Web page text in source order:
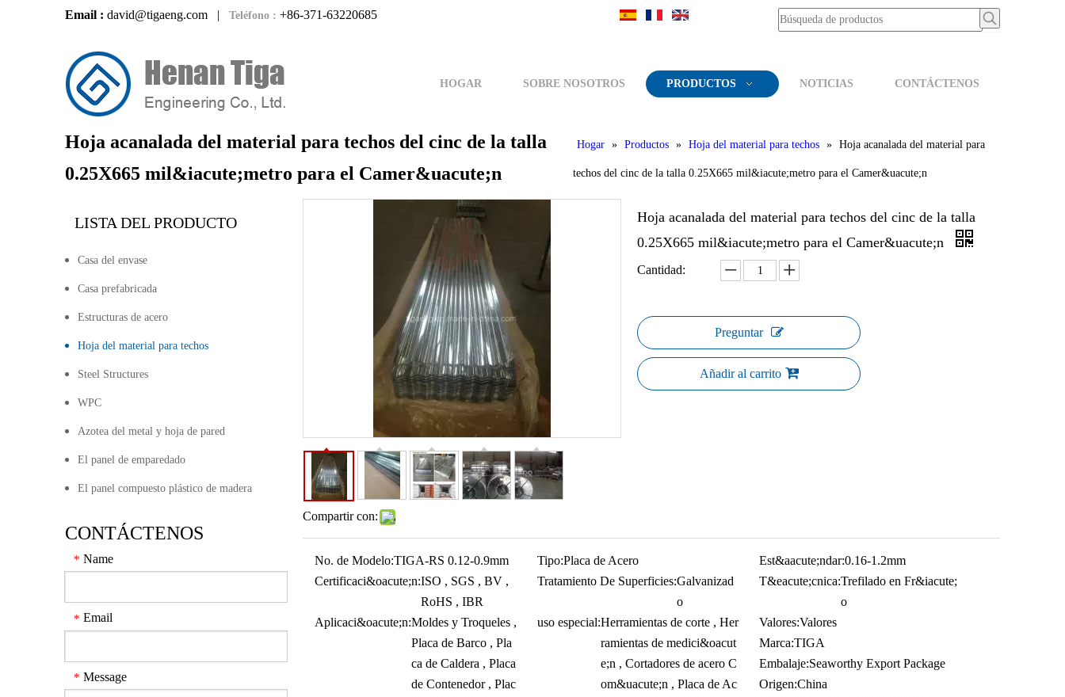
Email : david@tigaeng.com | Teléfono : +86-371-63220685
HOGAR SOBRE NOSOTROS PRODUCTOS NOTICIAS CONTÁCTENOS
Hoja acanalada del material para techos del cinc de la talla
0.25X665 mil&iacute;metro para el Camer&uacute;n
Hogar » Productos » Hoja del material para techos » Hoja acanalada del material para
techos del cinc de la talla 0.25X665 mil&iacute;metro para el Camer&uacute;n
LISTA DEL PRODUCTO
Casa del envase
Casa prefabricada
Estructuras de acero
Hoja del material para techos
Steel Structures
WPC
Azotea del metal y hoja de pared
El panel de emparedado
El panel compuesto plástico de madera
CONTÁCTENOS
* Name
* Email
* Message
Compartir con:
Hoja acanalada del material para techos del cinc de la talla
0.25X665 mil&iacute;metro para el Camer&uacute;n
Cantidad:
Preguntar
Añadir al carrito
No. de Modelo:TIGA-RS 0.12-0.9mm Tipo:Placa de Acero Est&aacute;ndar:0.16-1.2mm
Certificaci&oacute;n:ISO , SGS , BV ,
RoHS , IBR
Tratamiento De Superficies:Galvanizad
o
T&eacute;cnica:Trefilado en Fr&iacute;
o
Aplicaci&oacute;n:Moldes y Troqueles ,
Placa de Barco , Pla
ca de Caldera , Placa
de Contenedor , Plac
uso especial:Herramientas de corte , Her
ramientas de medici&oacut
e;n , Cortadores de acero C
om&uacute;n , Placa de Ac
Valores:Valores
Marca:TIGA
Embalaje:Seaworthy Export Package
Origen:China